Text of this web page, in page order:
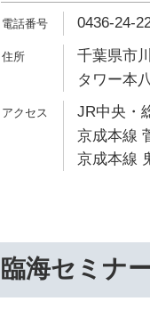
0436-24-
千葉県市
タワー本
JR中央・
京成本線
京成本線
臨海セミナ